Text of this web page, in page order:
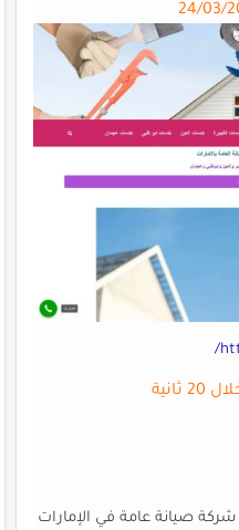
صيانة عامة في الإمارات